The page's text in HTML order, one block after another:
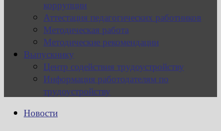
коррупции
Аттестация педагогических работников
Методическая работа
Методические рекомендации
Выпускнику
Центр содействия трудоустройству
Информация работодателям по
трудоустройству
Новости